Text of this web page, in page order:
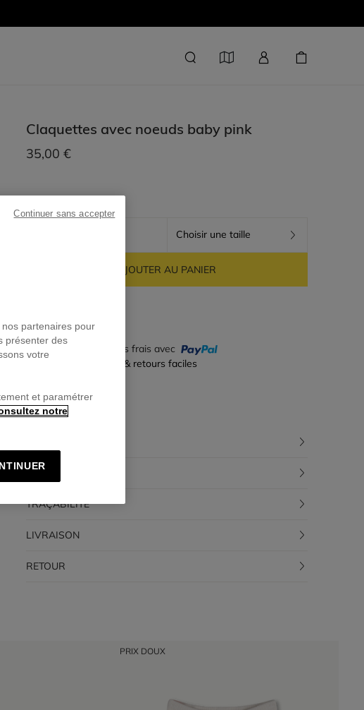
Claquettes avec noeuds baby pink
35,00 €
Choisir une taille
AJOUTER AU PANIER
Payez en 4 fois sans frais avec
🔒Paiement sécurisé & retours faciles
COMPOSITION
TRAÇABILITÉ
LIVRAISON
RETOUR
PRIX DOUX
partenaires pour
présenter des
votre
et paramétrer
notre
Continuer sans accepter